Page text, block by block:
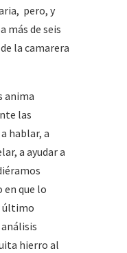
pero, y
más de seis
la camarera
anima
las
hablar, a
a ayudar a
en que lo
último
hierro al